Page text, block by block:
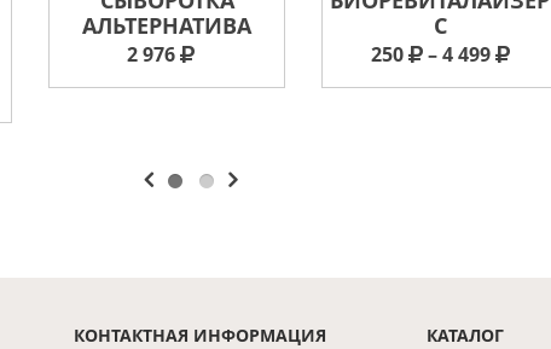
АЛЬТЕРНАТИВА
2 976
С
250 – 4 499
КОНТАКТНАЯ ИНФОРМАЦИЯ КАТАЛОГ